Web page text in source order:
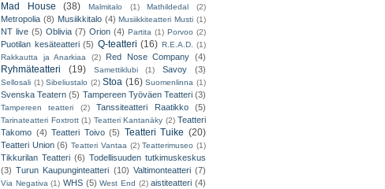
Mad House (38) Malmitalo (1) Mathildedal (2)
Metropolia (8) Musiikkitalo (4) Musiikkiteatteri Musti (1)
NT live (5) Oblivia (7) Orion (4) Partita (1) Porvoo (2)
Puotilan kesäteatteri (5) Q-teatteri (16) R.E.A.D. (1)
Rakkautta ja Anarkiaa
(2) Red Nose Company (4)
Ryhmäteatteri (19) Samettiklubi (1) Savoy (3)
Sellosali (1) Sibeliustalo (2) Stoa (16) Suomenlinna (1)
Svenska Teatern (5) Tampereen Työväen Teatteri (3)
Tampereen teatteri (2) Tanssiteatteri Raatikko (5)
Tarinateatteri Foxtrott (1) Teatteri Kantanäky (2) Teatteri
Takomo (4) Teatteri Toivo (5) Teatteri Tuike (20)
Teatteri Union (6) Teatteri Vantaa (2) Teatterimuseo (1)
Tikkurilan Teatteri (6) Todellisuuden tutkimuskeskus
(3) Turun Kaupunginteatteri (10) Valtimonteatteri (7)
Via Negativa (1) WHS (5) West End (2) aistiteatteri (4)